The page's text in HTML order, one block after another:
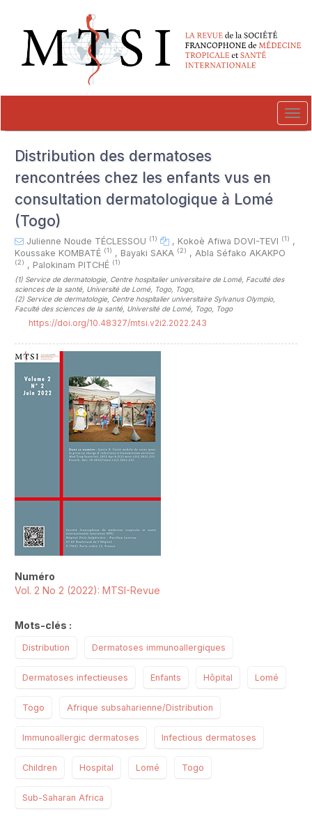
##plugins.themes.novelty.accessible_menu.main_navigation##
##plugins.themes.novelty.accessible_menu.main_content##
##plugins.themes.novelty.accessible_menu.sidebar##
Distribution des dermatoses
rencontrées chez les enfants vus en
consultation dermatologique à Lomé
(Togo)
Julienne Noude TÉCLESSOU (1) , Kokoè Afiwa DOVI-TEVI (1) ,
Koussake KOMBATÉ (1) , Bayaki SAKA (2) , Abla Séfako AKAKPO
(2) , Palokinam PITCHÉ (1)
(1) Service de dermatologie, Centre hospitalier universitaire de Lomé, Faculté des
sciences de la santé, Université de Lomé, Togo, Togo,
(2) Service de dermatologie, Centre hospitalier universitaire Sylvanus Olympio,
Faculté des sciences de la santé, Université de Lomé, Togo, Togo
https://doi.org/10.48327/mtsi.v2i2.2022.243
Numéro
Vol. 2 No 2 (2022): MTSI-Revue
Mots-clés :
Distribution Dermatoses immunoallergiques
Dermatoses infectieuses Enfants Hôpital Lomé
Togo Afrique subsaharienne/Distribution
Immunoallergic dermatoses Infectious dermatoses
Children Hospital Lomé Togo
Sub-Saharan Africa